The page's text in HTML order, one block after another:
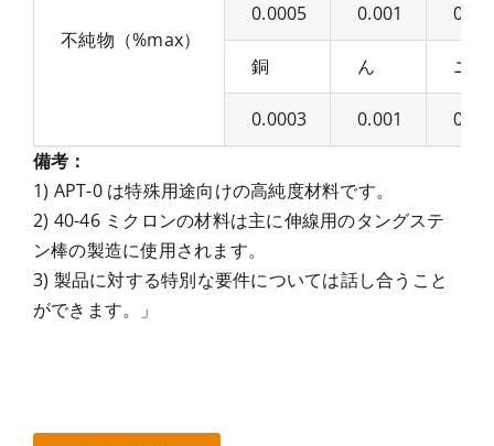
不純物（%max）
0.0005 0.001
銅 ん ニ
0.0003 0.001
備考：
1) APT-0 は特殊用途向けの高純度材料です。
2) 40-46 ミクロンの材料は主に伸線用のタングステ
ン棒の製造に使用されます。
3) 製品に対する特別な要件については話し合うこと
ができます。」